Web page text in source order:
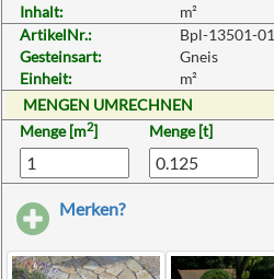
Inhalt:
m²
ArtikelNr.:
Bpl-13501-01
Gesteinsart:
Gneis
Einheit:
m²
MENGEN UMRECHNEN
Menge [m2] Menge [t]
Merken?